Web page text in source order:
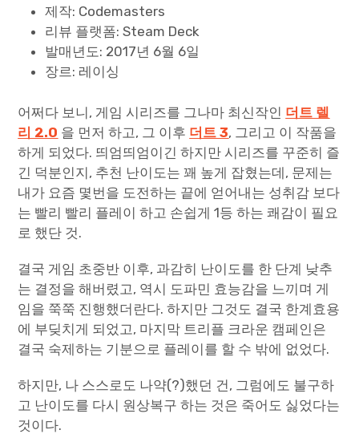
English
제작: Codemasters
리뷰 플랫폼: Steam Deck
발매년도: 2017년 6월 6일
장르: 레이싱
어쩌다 보니, 게임 시리즈를 그나마 최신작인 더트 렐
리 2.0 을 먼저 하고, 그 이후 더트 3, 그리고 이 작품을
하게 되었다. 띄엄띄엄이긴 하지만 시리즈를 꾸준히 즐
긴 덕분인지, 추천 난이도는 꽤 높게 잡혔는데, 문제는
내가 요즘 몇번을 도전하는 끝에 얻어내는 성취감 보다
는 빨리 빨리 플레이 하고 손쉽게 1등 하는 쾌감이 필요
로 했단 것.
결국 게임 초중반 이후, 과감히 난이도를 한 단계 낮추
는 결정을 해버렸고, 역시 도파민 효능감을 느끼며 게
임을 쭉쭉 진행했더란다. 하지만 그것도 결국 한계효용
에 부딪치게 되었고, 마지막 트리플 크라운 캠페인은
결국 숙제하는 기분으로 플레이를 할 수 밖에 없었다.
하지만, 나 스스로도 나약(?)했던 건, 그럼에도 불구하
고 난이도를 다시 원상복구 하는 것은 죽어도 싫었다는
것이다.